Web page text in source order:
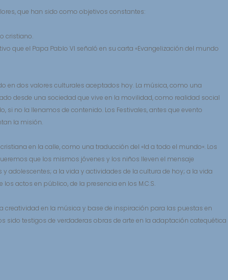
que han sido como objetivos constantes:
cristiano.
que el Papa Pablo VI señaló en su carta «Evangelización del mundo
en dos valores culturales aceptados hoy. La música, como una
desde una sociedad que vive en la movilidad, como realidad social
si no la llenamos de contenido. Los Festivales, antes que evento
la misión.
en la calle, como una traducción del «Id a todo el mundo«. Los
que los mismos jóvenes y los niños lleven el mensaje
adolescentes; a la vida y actividades de la cultura de hoy; a la vida
actos en público, de la presencia en los M.C.S.
creatividad en la música y base de inspiración para las puestas en
sido testigos de verdaderas obras de arte en la adaptación catequética